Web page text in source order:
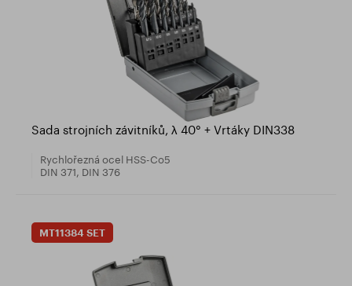
Sada strojních závitníků, λ 40° + Vrtáky DIN338
Rychlořezná ocel HSS-Co5
DIN 371, DIN 376
MT11384 SET